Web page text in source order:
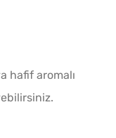
hafif aromalı